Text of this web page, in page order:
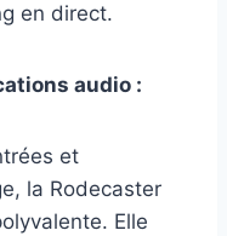
en direct.
audio :
et
la Rodecaster
Elle